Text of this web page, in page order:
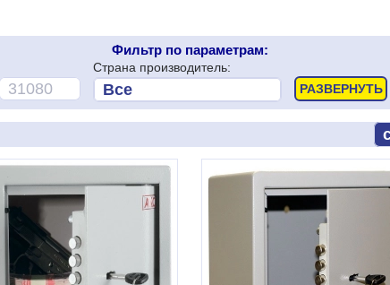
Фильтр по параметрам:
Страна производитель: